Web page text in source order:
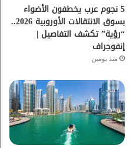
م
5 نجوم عرب يخطفون الأضواء
بسوق الانتقالات الأوروبية 2026..
“رؤية” تكشف التفاصيل |
إنفوجراف
منذ يومين